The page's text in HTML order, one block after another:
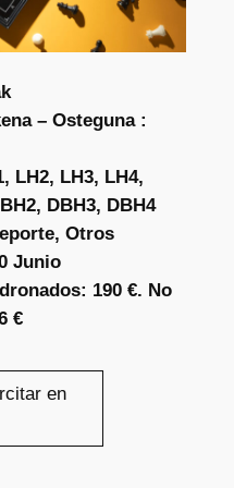
– Osteguna :
LH2, LH3, LH4,
DBH3, DBH4
Otros
Junio
190 €. No
€
en